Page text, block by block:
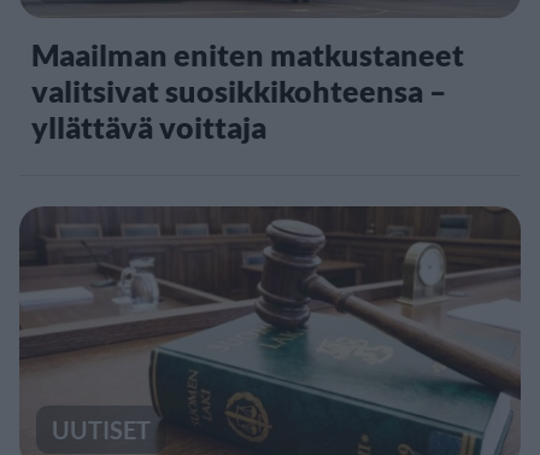
Maailman eniten matkustaneet
valitsivat suosikkikohteensa –
yllättävä voittaja
UUTISET